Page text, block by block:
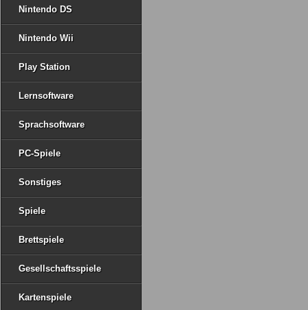
Nintendo DS
Nintendo Wii
Play Station
Lernsoftware
Sprachsoftware
PC-Spiele
Sonstiges
Spiele
Brettspiele
Gesellschaftsspiele
Kartenspiele